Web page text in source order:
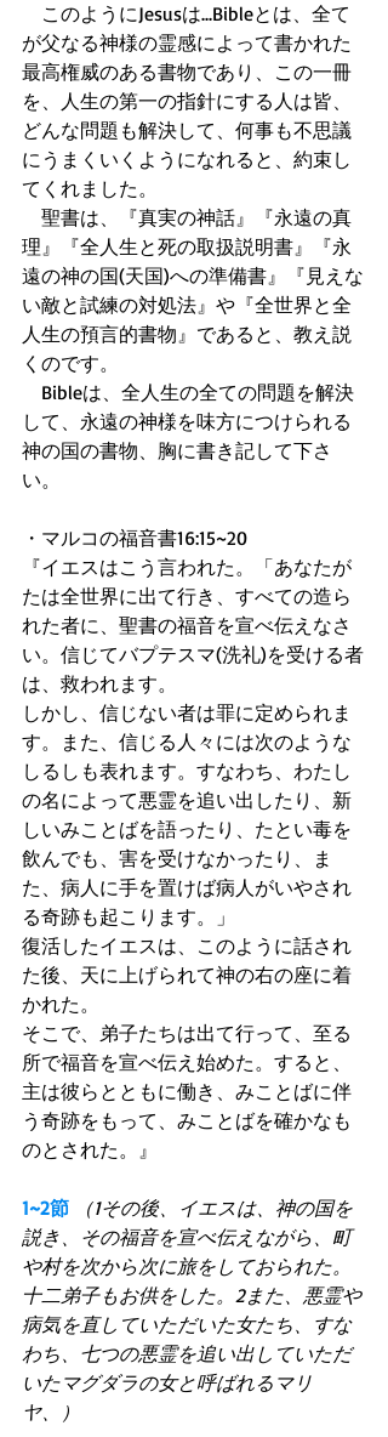
このようにJesusは...Bibleとは、全て
が父なる神様の霊感によって書かれた
最高権威のある書物であり、この一冊
を、人生の第一の指針にする人は皆、
どんな問題も解決して、何事も不思議
にうまくいくようになれると、約束し
てくれました。
聖書は、『真実の神話』『永遠の真
理』『全人生と死の取扱説明書』『永
遠の神の国(天国)への準備書』『見えな
い敵と試練の対処法』や『全世界と全
人生の預言的書物』であると、教え説
くのです。
Bibleは、全人生の全ての問題を解決
して、永遠の神様を味方につけられる
神の国の書物、胸に書き記して下さ
い。
・マルコの福音書16:15~20
『イエスはこう言われた。「あなたが
たは全世界に出て行き、すべての造ら
れた者に、聖書の福音を宣べ伝えなさ
い。信じてバプテスマ(洗礼)を受ける者
は、救われます。
しかし、信じない者は罪に定められま
す。また、信じる人々には次のような
しるしも表れます。すなわち、わたし
の名によって悪霊を追い出したり、新
しいみことばを語ったり、たとい毒を
飲んでも、害を受けなかったり、ま
た、病人に手を置けば病人がいやされ
る奇跡も起こります。」
復活したイエスは、このように話され
た後、天に上げられて神の右の座に着
かれた。
そこで、弟子たちは出て行って、至る
所で福音を宣べ伝え始めた。すると、
主は彼らとともに働き、みことばに伴
う奇跡をもって、みことばを確かなも
のとされた。』
1~2節
（1その後、イエスは、神の国を
説き、その福音を宣べ伝えながら、町
や村を次から次に旅をしておられた。
十二弟子もお供をした。2また、悪霊や
病気を直していただいた女たち、すな
わち、七つの悪霊を追い出していただ
いたマグダラの女と呼ばれるマリ
ヤ、）